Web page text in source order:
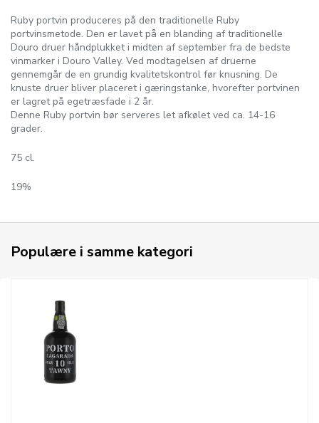
Ruby portvin produceres på den traditionelle Ruby
portvinsmetode. Den er lavet på en blanding af traditionelle
Douro druer håndplukket i midten af ​​september fra de bedste
vinmarker i Douro Valley. Ved modtagelsen af ​​druerne
gennemgår de en grundig kvalitetskontrol før knusning. De
knuste druer bliver placeret i gæringstanke, hvorefter portvinen
er lagret på egetræsfade i 2 år.
Denne Ruby portvin bør serveres let afkølet ved ca. 14-16
grader.
75 cl.
19%
Populære i samme kategori